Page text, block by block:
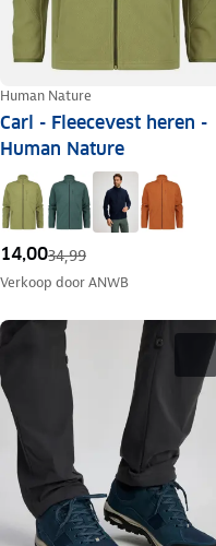
Human Nature
Carl - Fleecevest heren -
Human Nature
14,0034,99
Verkoop doorANWB